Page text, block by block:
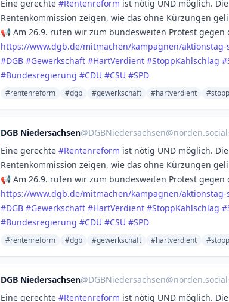
Eine gerechte #Rentenreform ist nötig UND möglich.
Rentenkommission zeigen, wie das ohne Kürzungen
📢 Am 26.9. rufen wir zum bundesweiten Protest
https://www.dgb.de/mitmachen/kampagnen/akt
#DGB #Gewerkschaft #HartVerdient #StoppKahlschlag #
#Bundesregierung #CDU #CSU #SPD
#rentenreform #dgb #gewerkschaft #hartverdient
DGB Niedersachsen@DGBNiedersachsen@norden.social·
Eine gerechte #Rentenreform ist nötig UND möglich.
Rentenkommission zeigen, wie das ohne Kürzungen
📢 Am 26.9. rufen wir zum bundesweiten Protest
https://www.dgb.de/mitmachen/kampagnen/akt
#DGB #Gewerkschaft #HartVerdient #StoppKahlschlag #
#Bundesregierung #CDU #CSU #SPD
#rentenreform #dgb #gewerkschaft #hartverdient
DGB Niedersachsen@DGBNiedersachsen@norden.social·
Eine gerechte #Rentenreform ist nötig UND möglich.